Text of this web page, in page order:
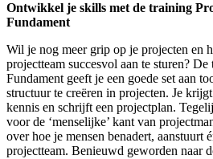
Ontwikkel je skills met de training
Fundament
Wil je nog meer grip op je projecten en
projectteam succesvol aan te sturen?
Fundament geeft je een goede set aan
structuur te creëren in projecten. Je
kennis en schrijft een projectplan.
voor de ‘menselijke’ kant van
over hoe je mensen benadert, aanstuurt
projectteam. Benieuwd geworden naar